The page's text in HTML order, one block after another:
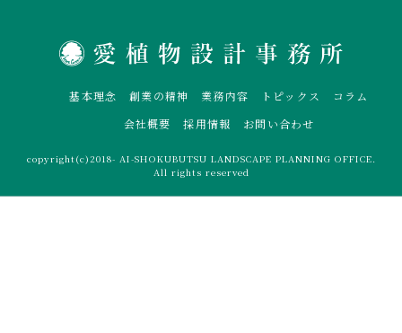
基本理念 創業の精神 業務内容 トピックス
コラム
会社概要
採用情報 お問い合わせ
copyright(c)2018- AI-SHOKUBUTSU LANDSCAPE PLANNING OFFICE.
All rights reserved